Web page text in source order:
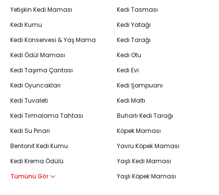
Yetişkin Kedi Maması
Kedi Kumu
Kedi Konservesi & Yaş Mama
Kedi Ödül Maması
Kedi Taşıma Çantası
Kedi Oyuncakları
Kedi Tuvaleti
Kedi Tırmalama Tahtası
Kedi Su Pınarı
Bentonit Kedi Kumu
Kedi Krema Ödülü
Tümünü Gör
Kedi Tasması
Kedi Yatağı
Kedi Tarağı
Kedi Otu
Kedi Evi
Kedi Şampuanı
Kedi Maltı
Buharlı Kedi Tarağı
Köpek Maması
Yavru Köpek Maması
Yaşlı Kedi Maması
Yaşlı Köpek Maması